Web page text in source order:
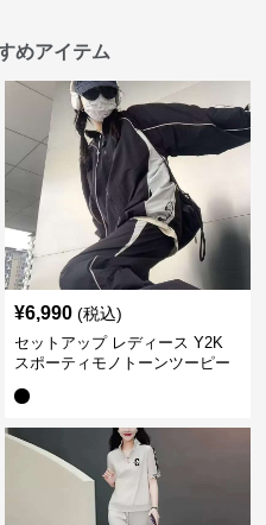
めアイテム
¥6,990 (税込)
セットアップ レディース Y2K
スポーティモノトーンツーピー